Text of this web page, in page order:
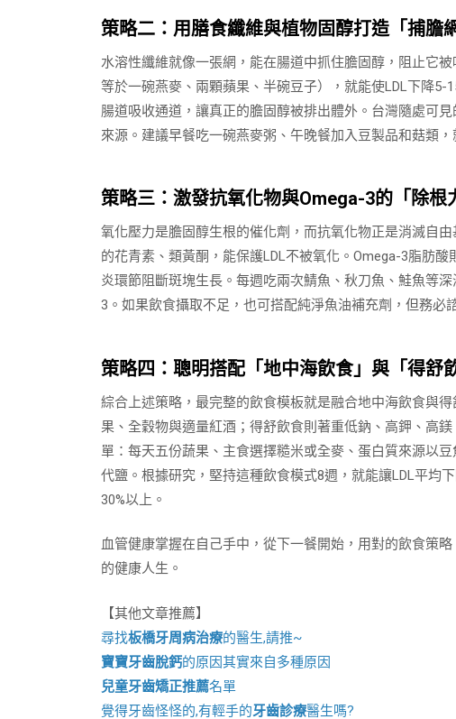
策略二：用膳食纖維與植物固醇打造「捕膽網
水溶性纖維就像一張網，能在腸道中抓住膽固醇，阻止它
等於一碗燕麥、兩顆蘋果、半碗豆子），就能使LDL下降
腸道吸收通道，讓真正的膽固醇被排出體外。台灣隨處可
來源。建議早餐吃一碗燕麥粥、午晚餐加入豆製品和菇類
策略三：激發抗氧化物與Omega-3的「除根
氧化壓力是膽固醇生根的催化劑，而抗氧化物正是消滅自
的花青素、類黃酮，能保護LDL不被氧化。Omega-3脂肪
炎環節阻斷斑塊生長。每週吃兩次鯖魚、秋刀魚、鮭魚等
3。如果飲食攝取不足，也可搭配純淨魚油補充劑，但務必
策略四：聰明搭配「地中海飲食」與「得舒飲
綜合上述策略，最完整的飲食模板就是融合地中海飲食與
果、全穀物與適量紅酒；得舒飲食則著重低鈉、高鉀、高
單：每天五份蔬果、主食選擇糙米或全麥、蛋白質來源以
代鹽。根據研究，堅持這種飲食模式8週，就能讓LDL平均
30%以上。
血管健康掌握在自己手中，從下一餐開始，用對的飲食策
的健康人生。
【其他文章推薦】
尋找板橋牙周病治療的醫生,請推~
寶寶牙齒脫鈣的原因其實來自多種原因
兒童牙齒矯正推薦名單
覺得牙齒怪怪的,有輕手的牙齒診療醫生嗎?